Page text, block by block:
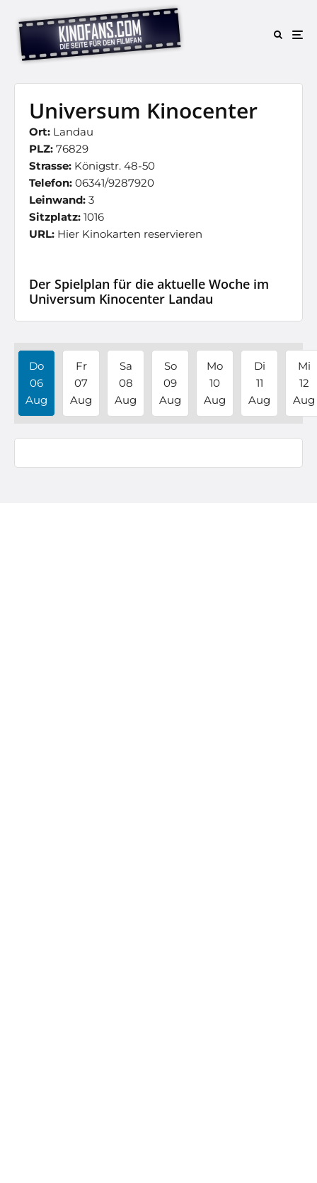
Universum Kinocenter
Ort: Landau
PLZ: 76829
Strasse: Königstr. 48-50
Telefon: 06341/9287920
Leinwand: 3
Sitzplatz: 1016
URL: Hier Kinokarten reservieren
Der Spielplan für die aktuelle Woche im
Universum Kinocenter Landau
Do
06
Aug
Fr
07
Aug
Sa
08
Aug
So
09
Aug
Mo
10
Aug
Di
11
Aug
Mi
12
Aug